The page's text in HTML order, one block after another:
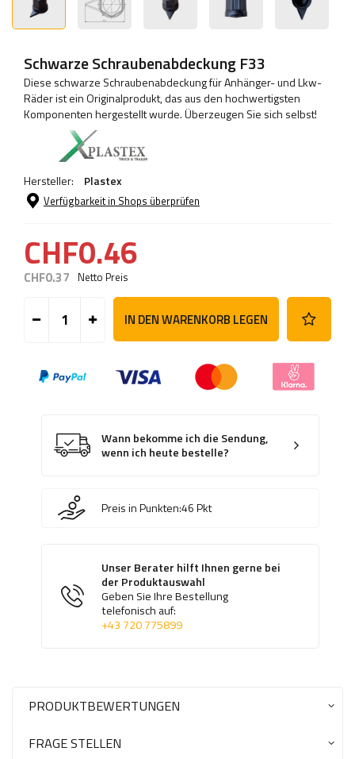
Schwarze Schraubenabdeckung F33
Diese schwarze Schraubenabdeckung für Anhänger- und Lkw-
Räder ist ein Originalprodukt, das aus den hochwertigsten
Komponenten hergestellt wurde. Überzeugen Sie sich selbst!
Hersteller: Plastex
Verfügbarkeit in Shops überprüfen
CHF0.46
CHF0.37 Netto Preis
IN DEN WARENKORB LEGEN
Wann bekomme ich die Sendung,
wenn ich heute bestelle?
Preis in Punkten:46Pkt
Unser Berater hilft Ihnen gerne bei
der Produktauswahl
Geben Sie Ihre Bestellung
telefonisch auf:
+43 720 775899
PRODUKTBEWERTUNGEN
FRAGE STELLEN